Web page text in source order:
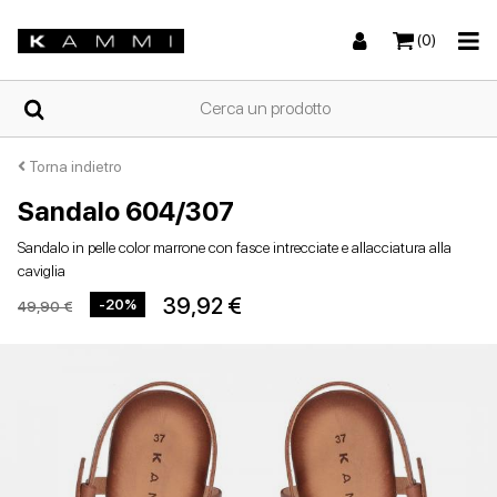
(0)
HOME
CHI
SIAMO
NEGOZI
SneakersSandali bassi
SneakersStivali e stivaletti
Torna indietro
Sandalo 604/307
Sandalo in pelle color marrone con fasce intrecciate e allacciatura alla
caviglia
49,90 € -20% 39,92 €